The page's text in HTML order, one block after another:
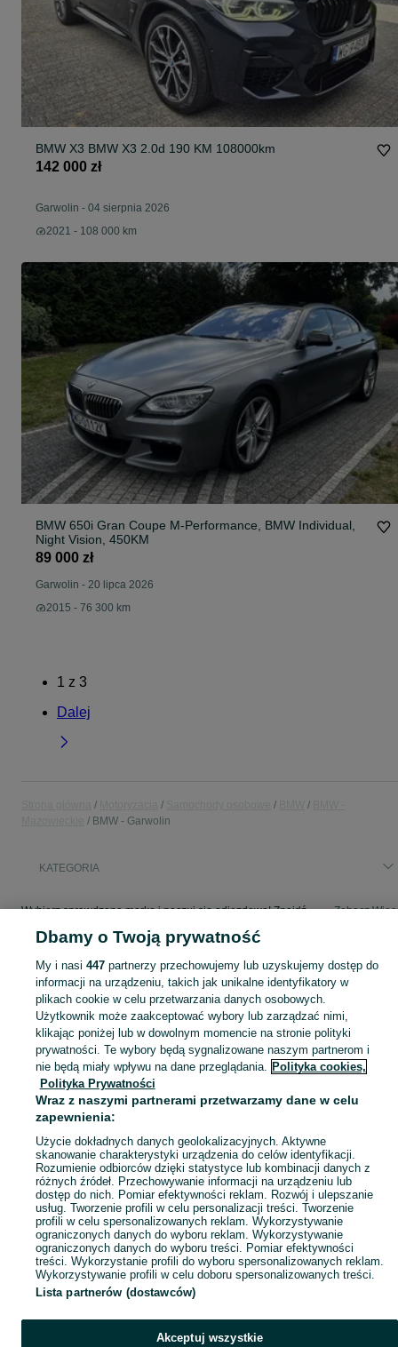
BMW X3 BMW X3 2.0d 190 KM 108000km
142 000 zł
Garwolin - 04 sierpnia 2026
2021 - 108 000 km
BMW 650i Gran Coupe M-Performance, BMW Individual,
Night Vision, 450KM
89 000 zł
Garwolin - 20 lipca 2026
2015 - 76 300 km
1 z 3
Dalej
BMW - Garwolin
KATEGORIA
Wybierz sprawdzoną markę i poczuj się odjazdowo! Znajdź wymarzony samochód w kategorii BMW na OLX - Garwolin i okolice! Zobacz
Mapa miejscowości
Mapa ministron
Popularne wyszukiwania
Dbamy o Twoją prywatność
My i nasi 447partnerzy przechowujemy lub uzyskujemy dostęp do
informacji na urządzeniu, takich jak unikalne identyfikatory w
plikach cookie w celu przetwarzania danych osobowych.
Użytkownik może zaakceptować wybory lub zarządzać nimi,
klikając poniżej lub w dowolnym momencie na stronie polityki
prywatności. Te wybory będą sygnalizowane naszym partnerom i
nie będą miały wpływu na dane przeglądania. Polityka cookies,
Polityka Prywatności
Wraz z naszymi partnerami przetwarzamy dane w celu
zapewnienia:
Użycie dokładnych danych geolokalizacyjnych. Aktywne
skanowanie charakterystyki urządzenia do celów identyfikacji.
Rozumienie odbiorców dzięki statystyce lub kombinacji danych z
różnych źródeł. Przechowywanie informacji na urządzeniu lub
dostęp do nich. Pomiar efektywności reklam. Rozwój i ulepszanie
usług. Tworzenie profili w celu personalizacji treści. Tworzenie
profili w celu spersonalizowanych reklam. Wykorzystywanie
ograniczonych danych do wyboru reklam. Wykorzystywanie
ograniczonych danych do wyboru treści. Pomiar efektywności
treści. Wykorzystanie profili do wyboru spersonalizowanych reklam.
Wykorzystywanie profili w celu doboru spersonalizowanych treści.
Lista partnerów (dostawców)
Akceptuj wszystkie